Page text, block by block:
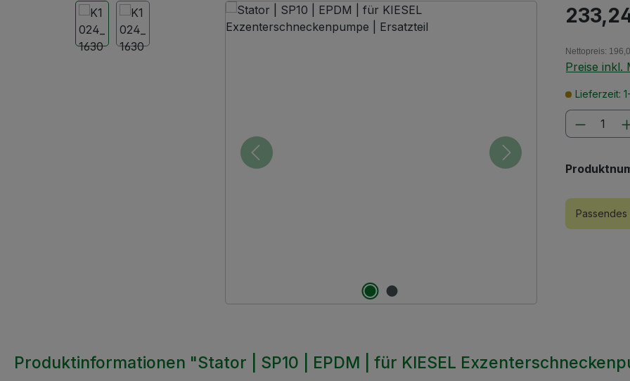
Bildergalerie überspringen Regulärer
Nettopreis:
Preise inkl.
Lieferzeit:
Produktinformationen "Stator | SP10 | EPDM | für KIESEL